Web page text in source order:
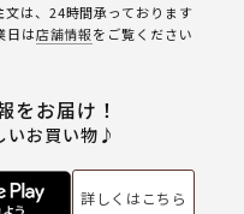
は、24時間承っております
日は店舗情報をご覧ください
をお届け！
いお買い物♪
詳しくはこちら